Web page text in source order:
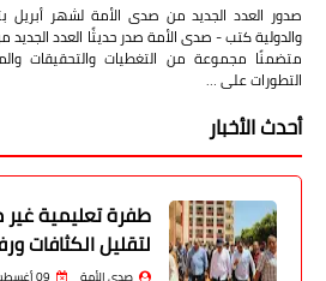
صدور العدد الجديد من صدى الأمة لشهر أبريل
والدولية كتب - صدى الأمة صدر حديثًا العدد
متضمنًا مجموعة من التغطيات والتحقيقات
التطورات على …
أحدث الأخبار
طفرة تعليمية
لتقليل الكثافات